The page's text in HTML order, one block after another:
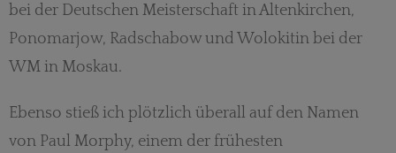
bei der Deutschen Meisterschaft in Altenkirchen,
Ponomarjow, Radschabow und Wolokitin bei der
WM in Moskau.
Ebenso stieß ich plötzlich überall auf den Namen
von Paul Morphy, einem der frühesten